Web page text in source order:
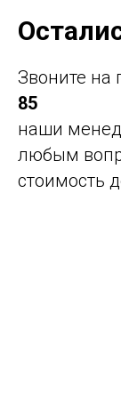
Звоните на
85
наши
любым
стоимость